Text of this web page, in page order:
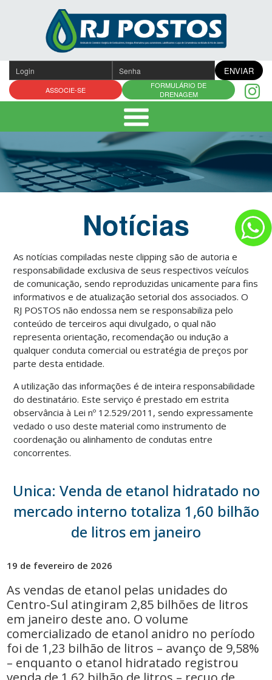
conteúdo
ENVIAR
ASSOCIE-SE
FORMULÁRIO DE
DRENAGEM
Notícias
As notícias compiladas neste clipping são de autoria e
responsabilidade exclusiva de seus respectivos veículos
de comunicação, sendo reproduzidas unicamente para fins
informativos e de atualização setorial dos associados. O
RJ POSTOS não endossa nem se responsabiliza pelo
conteúdo de terceiros aqui divulgado, o qual não
representa orientação, recomendação ou indução a
qualquer conduta comercial ou estratégia de preços por
parte desta entidade.
A utilização das informações é de inteira responsabilidade
do destinatário. Este serviço é prestado em estrita
observância à Lei nº 12.529/2011, sendo expressamente
vedado o uso deste material como instrumento de
coordenação ou alinhamento de condutas entre
concorrentes.
Unica: Venda de etanol hidratado no
mercado interno totaliza 1,60 bilhão
de litros em janeiro
19 de fevereiro de 2026
As vendas de etanol pelas unidades do
Centro-Sul atingiram 2,85 bilhões de litros
em janeiro deste ano. O volume
comercializado de etanol anidro no período
foi de 1,23 bilhão de litros – avanço de 9,58%
– enquanto o etanol hidratado registrou